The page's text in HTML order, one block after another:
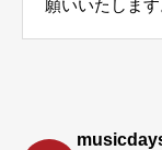
願いいたします